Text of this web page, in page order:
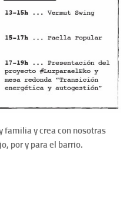
familia y crea con nosotras
por y para el barrio.